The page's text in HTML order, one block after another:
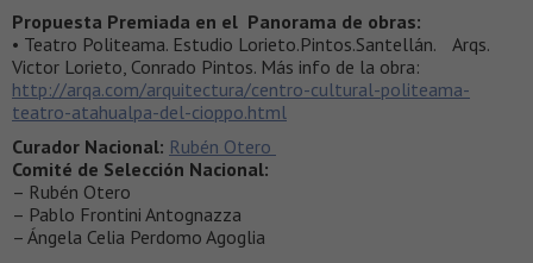
Propuesta Premiada en el Panorama de obras:
• Teatro Politeama. Estudio Lorieto.Pintos.Santellán. Arqs.
Victor Lorieto, Conrado Pintos. Más info de la obra:
http://arqa.com/arquitectura/centro-cultural-politeama-
teatro-atahualpa-del-cioppo.html
Curador Nacional: Rubén Otero
Comité de Selección Nacional:
– Rubén Otero
– Pablo Frontini Antognazza
– Ángela Celia Perdomo Agoglia